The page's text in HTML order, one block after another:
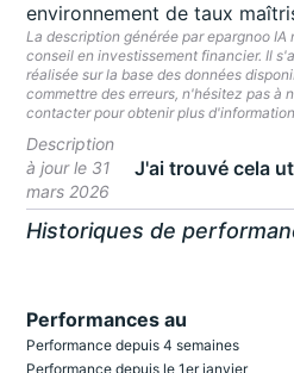
environnement de taux
La description générée par epargnoo
conseil en investissement financier. Il
réalisée sur la base des données
commettre des erreurs, n'hésitez pas à
contacter pour obtenir plus
Description
à jour le 31
mars 2026
J'ai trouvé cela
Historiques de
Performances au
Performance depuis 4 semaines
Performance depuis le 1er janvier